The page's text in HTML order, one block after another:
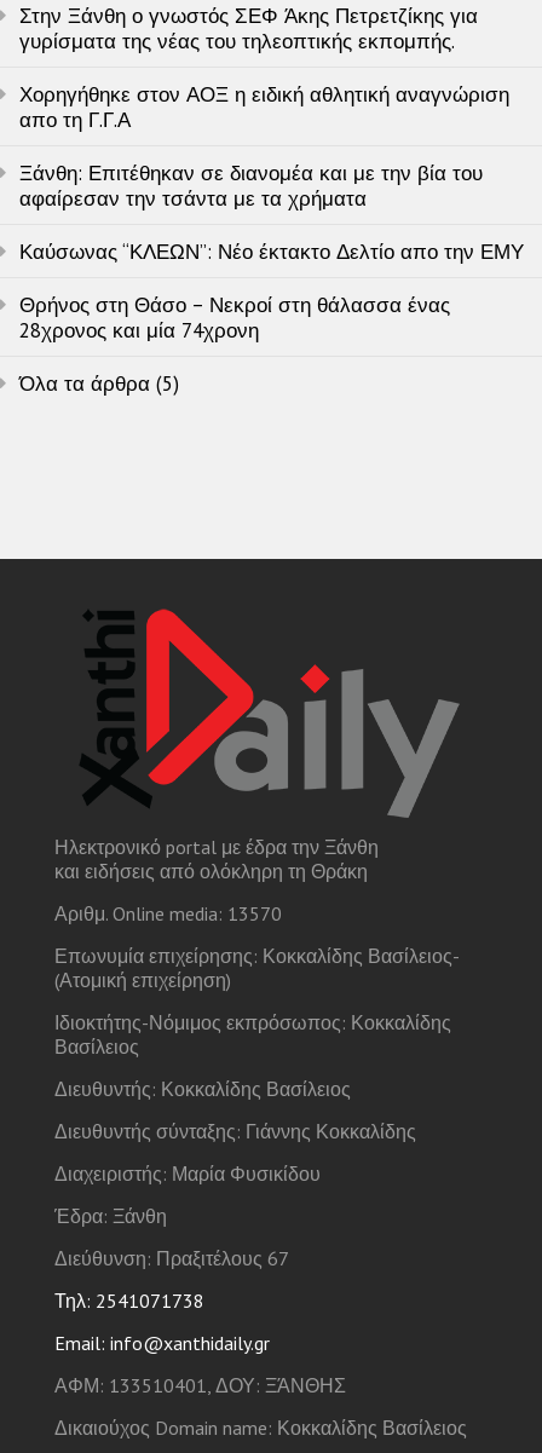
Στην Ξάνθη ο γνωστός ΣΕΦ Άκης Πετρετζίκης για
γυρίσματα της νέας του τηλεοπτικής εκπομπής.
Χορηγήθηκε στον ΑΟΞ η ειδική αθλητική αναγνώριση
απο τη Γ.Γ.Α
Ξάνθη: Επιτέθηκαν σε διανομέα και με την βία του
αφαίρεσαν την τσάντα με τα χρήματα
Καύσωνας “ΚΛΕΩΝ”: Νέο έκτακτο Δελτίο απο την ΕΜΥ
Θρήνος στη Θάσο – Νεκροί στη θάλασσα ένας
28χρονος και μία 74χρονη
Όλα τα άρθρα (5)
Ηλεκτρονικό portal με έδρα την Ξάνθη
και ειδήσεις από ολόκληρη τη Θράκη
Αριθμ. Online media: 13570
Επωνυμία επιχείρησης: Κοκκαλίδης Βασίλειος-
(Ατομική επιχείρηση)
Ιδιοκτήτης-Νόμιμος εκπρόσωπος: Κοκκαλίδης
Βασίλειος
Διευθυντής: Κοκκαλίδης Βασίλειος
Διευθυντής σύνταξης: Γιάννης Κοκκαλίδης
Διαχειριστής: Μαρία Φυσικίδου
Έδρα: Ξάνθη
Διεύθυνση: Πραξιτέλους 67
Τηλ: 2541071738
Email: info@xanthidaily.gr
ΑΦΜ: 133510401, ΔΟΥ: ΞΆΝΘΗΣ
Δικαιούχος Domain name: Κοκκαλίδης Βασίλειος